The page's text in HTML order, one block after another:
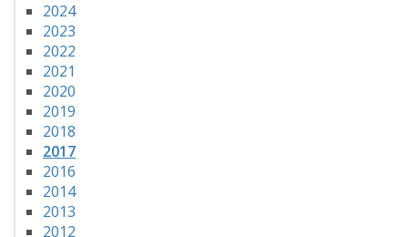
2024
2023
2022
2021
2020
2019
2018
2017
2016
2014
2013
2012